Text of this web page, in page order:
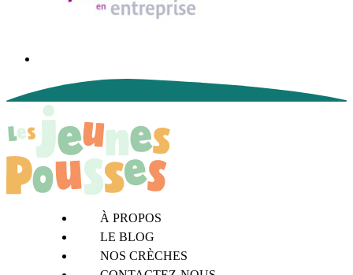
À PROPOS
LE BLOG
NOS CRÈCHES